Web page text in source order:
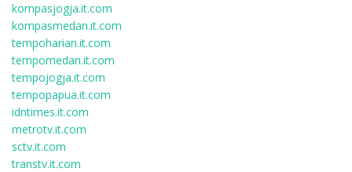
kompasjogja.it.com
kompasmedan.it.com
tempoharian.it.com
tempomedan.it.com
tempojogja.it.com
tempopapua.it.com
idntimes.it.com
metrotv.it.com
sctv.it.com
transtv.it.com